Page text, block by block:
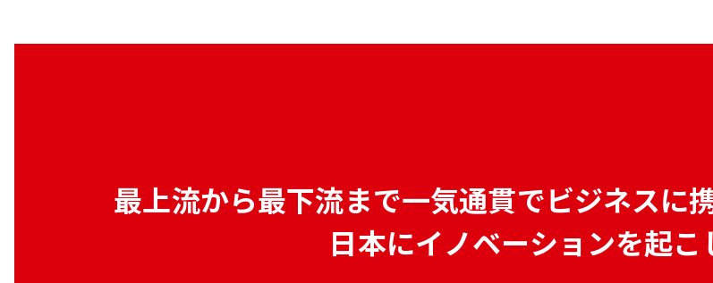
最上流から最下流まで一気通貫でビジネスに
日本にイノベーションを起こ